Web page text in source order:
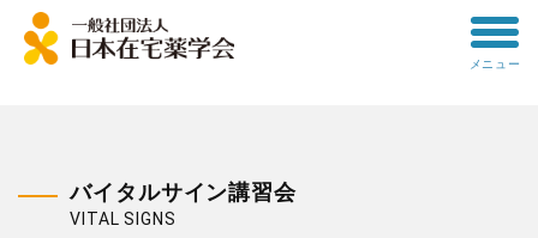
toggle
メニュー
バイタルサイン講習会
VITAL SIGNS